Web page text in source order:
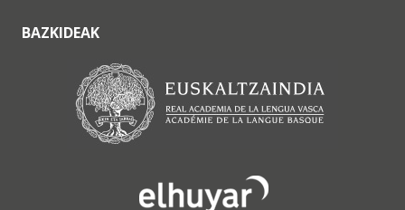
BAZKIDEAK